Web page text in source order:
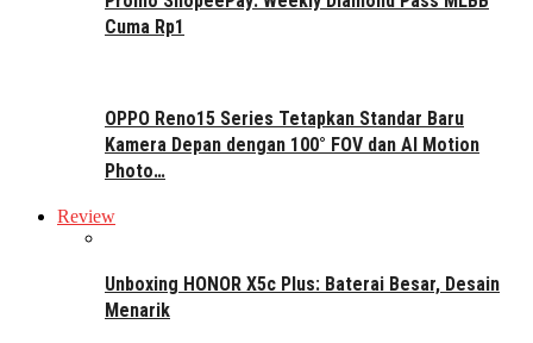
Cuma Rp1
OPPO Reno15 Series Tetapkan Standar Baru
Kamera Depan dengan 100° FOV dan AI Motion
Photo…
Review
Unboxing HONOR X5c Plus: Baterai Besar, Desain
Menarik